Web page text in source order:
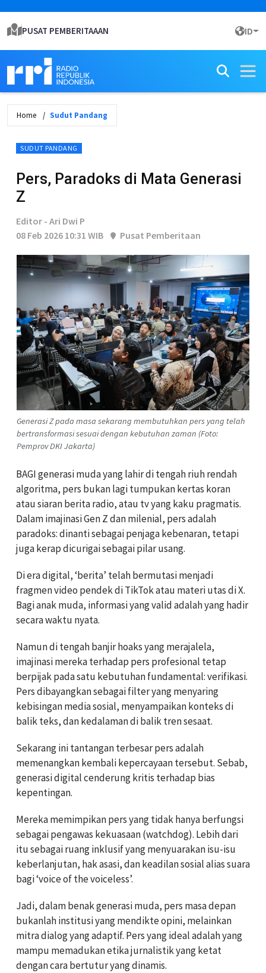
PUSAT PEMBERITAAAN ID
Home Sudut Pandang
SUDUT PANDANG
Pers, Paradoks di Mata Generasi
Z
Editor - Ari Dwi P
08 Feb 2026 10:31 WIB
Pusat Pemberitaan
Generasi Z pada masa sekarang membutuhkan pers yang telah
bertransformasi sesuai dengan kebutuhan zaman (Foto:
Pemprov DKI Jakarta)
BAGI generasi muda yang lahir di tengah riuh rendah
algoritma, pers bukan lagi tumpukan kertas koran
atau siaran berita radio, atau tv yang kaku pragmatis.
Dalam imajinasi Gen Z dan milenial, pers adalah
paradoks: dinanti sebagai penjaga kebenaran, tetapi
juga kerap dicurigai sebagai pilar usang.
Di era digital, ‘berita’ telah bermutasi menjadi
fragmen video pendek di TikTok atau materi utas di X.
Bagi anak muda, informasi yang valid adalah yang hadir
secara waktu nyata.
Namun di tengah banjir hoaks yang merajalela,
imajinasi mereka terhadap pers profesional tetap
berpijak pada satu kebutuhan fundamental: verifikasi.
Pers dibayangkan sebagai filter yang menyaring
kebisingan media sosial, menyampaikan konteks di
balik teks, dan kedalaman di balik tren sesaat.
Sekarang ini tantangan terbesar pers adalah
memenangkan kembali kepercayaan tersebut. Sebab,
generasi digital cenderung kritis terhadap bias
kepentingan.
Mereka memimpikan pers yang tidak hanya berfungsi
sebagai pengawas kekuasaan (watchdog). Lebih dari
itu sebagai ruang inklusif yang menyuarakan isu-isu
keberlanjutan, hak asasi, dan keadilan sosial alias suara
bagi ‘voice of the voiceless’.
Jadi, dalam benak generasi muda, pers masa depan
bukanlah institusi yang mendikte opini, melainkan
mitra dialog yang adaptif. Pers yang ideal adalah yang
mampu memadukan etika jurnalistik yang ketat
dengan cara bertutur yang dinamis.